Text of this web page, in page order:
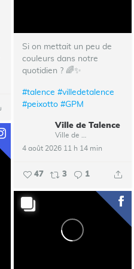
Si on mettait un peu de
couleurs dans notre
quotidien ? 🌈✨
#talence #villedetalence
#peixotto #GPM
Ville de Talence
4 août 2026 11 h 14 min
47 3 1